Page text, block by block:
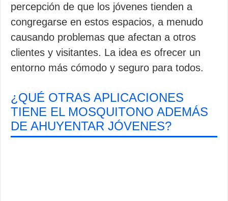
percepción de que los jóvenes tienden a
congregarse en estos espacios, a menudo
causando problemas que afectan a otros
clientes y visitantes. La idea es ofrecer un
entorno más cómodo y seguro para todos.
¿QUÉ OTRAS APLICACIONES
TIENE EL MOSQUITONO ADEMÁS
DE AHUYENTAR JÓVENES?